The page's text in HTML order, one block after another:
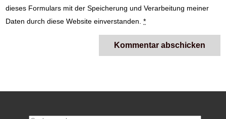
dieses Formulars mit der Speicherung und Verarbeitung meiner
Daten durch diese Website einverstanden.*